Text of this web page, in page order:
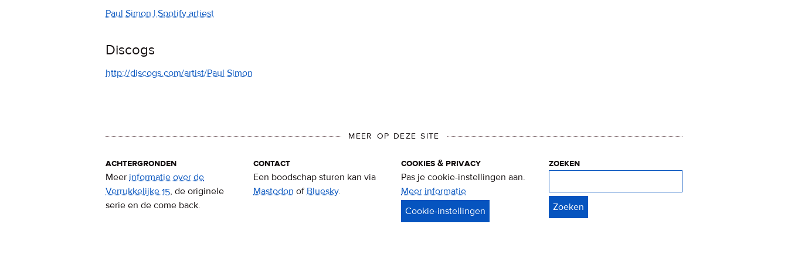
Paul Simon | Spotify artiest
Discogs
http://discogs.com/artist/Paul Simon
MEER OP DEZE SITE
achtergronden
Meer informatie over de
Verrukkelijke 15, de originele
serie en de come back.
contact
Een boodschap sturen kan via
Mastodon ofBluesky.
cookies & privacy
Pas je cookie-instellingen aan.
Meer informatie
&
zoeken